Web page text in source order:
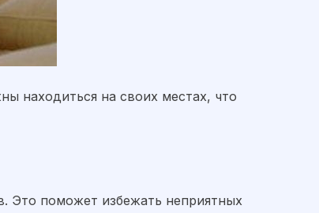
находиться на своих местах, что
Это поможет избежать неприятных